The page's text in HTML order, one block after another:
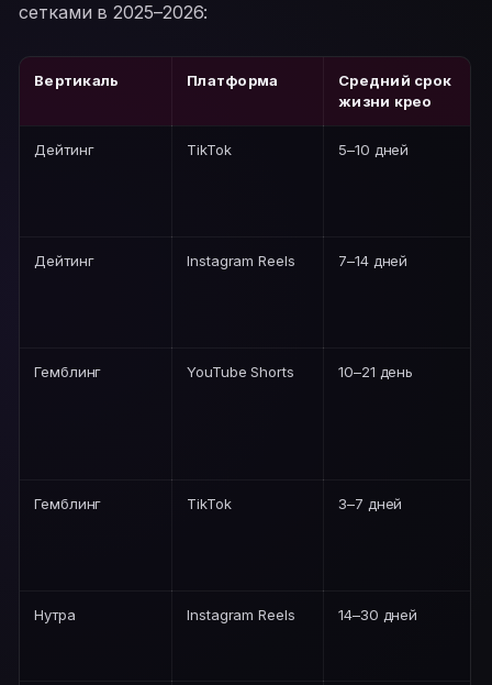
сетками в 2025–2026:
Вертикаль Платформа
Средний срок
жизни крео
Дейтинг TikTok 5–10 дней
Дейтинг Instagram Reels 7–14 дней
Гемблинг YouTube Shorts 10–21 день
Гемблинг TikTok 3–7 дней
Нутра Instagram Reels 14–30 дней